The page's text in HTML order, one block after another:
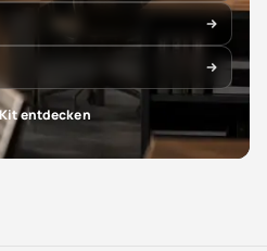
entdecken